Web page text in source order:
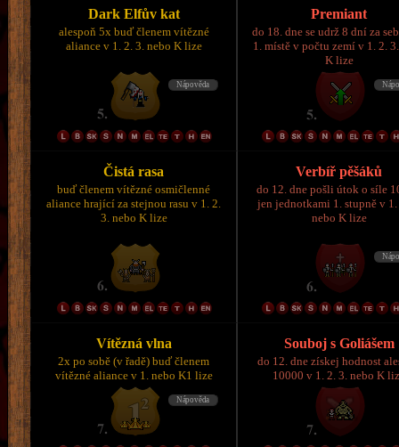
Dark Elfův kat
alespoň 5x buď členem vítězné
aliance v 1. 2. 3. nebo K lize
Premiant
do 18. dne se udrž 8 dní za
1. místě v počtu zemí v 1. 2.
K lize
Čistá rasa
buď členem vítězné osmičlenné
aliance hrající za stejnou rasu v 1. 2.
3. nebo K lize
Verbíř pěšáků
do 12. dne pošli útok o síle
jen jednotkami 1. stupně v 1.
nebo K lize
Vítězná vlna
2x po sobě (v řadě) buď členem
vítězné aliance v 1. nebo K1 lize
Souboj s Goliášem
do 12. dne získej hodnost
10000 v 1. 2. 3. nebo K